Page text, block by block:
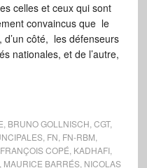
celles et ceux qui sont
convaincus que le
côté, les défenseurs
nationales, et de l’autre,
BRUNO GOLLNISCH CGT,
, FN FN-RBM
COPÉ KADHAFI,
MAURICE BARRÉS, NICOLAS